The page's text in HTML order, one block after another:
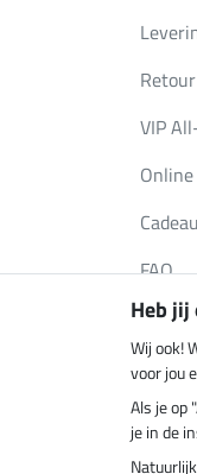
VIP
FAQ
Heb jij
Wij ook!
voor jou
Als je op
je in de